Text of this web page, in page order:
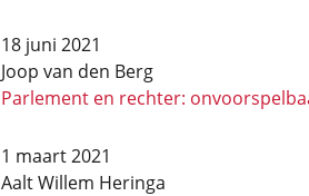
18 juni 2021
Joop van den Berg
Parlement en rechter:
1 maart 2021
Aalt Willem Heringa